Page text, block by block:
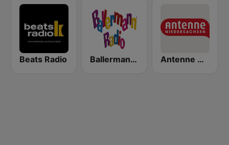
Beats Radio Ballermann Radio Antenne Niedersachsen